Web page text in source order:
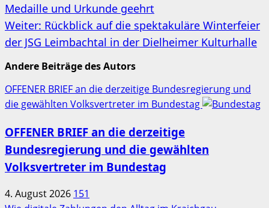
Medaille und Urkunde geehrt
Weiter: Rückblick auf die spektakuläre Winterfeier
der JSG Leimbachtal in der Dielheimer Kulturhalle
Andere Beiträge des Autors
OFFENER BRIEF an die derzeitige Bundesregierung und
die gewählten Volksvertreter im Bundestag
OFFENER BRIEF an die derzeitige
Bundesregierung und die gewählten
Volksvertreter im Bundestag
4. August 2026 151